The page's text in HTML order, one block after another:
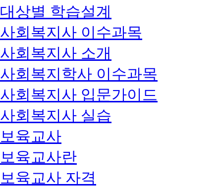
대상별 학습설계
사회복지사 이수과목
사회복지사 소개
사회복지학사 이수과목
사회복지사 입문가이드
사회복지사 실습
보육교사
보육교사란
보육교사 자격